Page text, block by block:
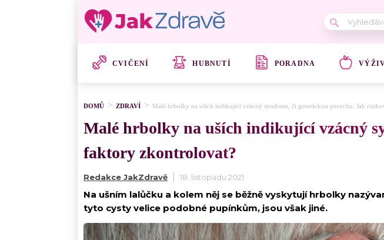
CVIČENÍ HUBNUTÍ PORADNA
DOMŮ ZDRAVÍ Malé hrbolky na uších indikující vzácný syndrom, či genetickou poruchu. Jak
Malé hrbolky na uších indikující vzácný
faktory zkontrolovat?
Redakce JakZdravě 18. listopadu 2021
Na ušním lalůčku a kolem něj se běžně vyskytují hrbolky
tyto cysty velice podobné pupínkům, jsou však jiné.